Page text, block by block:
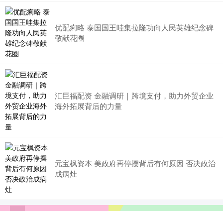
优配痢略 泰国国王哇集拉隆功向人民英雄纪念碑
敬献花圈
汇巨福配资 金融调研｜跨境支付，助力外贸企业
海外拓展背后的力量
元宝枫资本 美政府再停摆背后有何原因 否决政治
成病灶